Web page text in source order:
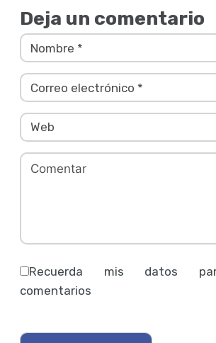
Deja un comentario
Recuerda mis datos
comentarios